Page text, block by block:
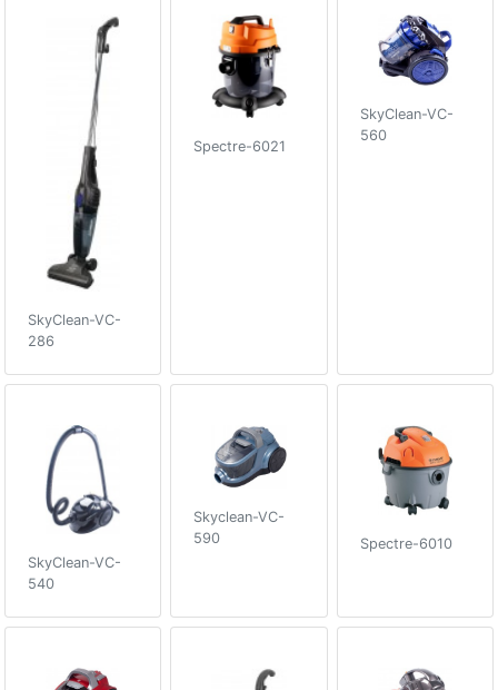
SkyClean-VC-
286
Spectre-6021
SkyClean-VC-
560
SkyClean-VC-
540
Skyclean-VC-
590
Spectre-6010